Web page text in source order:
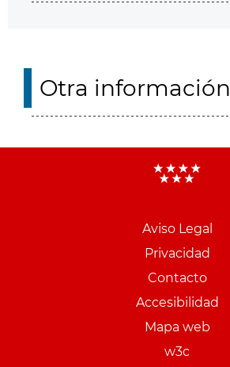
Otra información
Aviso Legal
Privacidad
Contacto
Accesibilidad
Mapa web
w3c